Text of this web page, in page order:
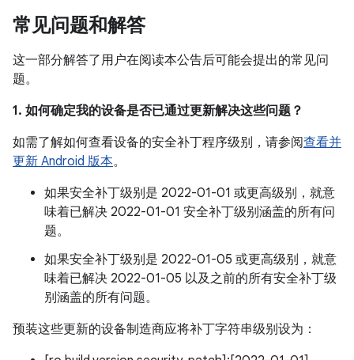
常见问题和解答
这一部分解答了用户在阅读本公告后可能会提出的常见问
题。
1. 如何确定我的设备是否已通过更新解决这些问题？
如需了解如何查看设备的安全补丁程序级别，请参阅查看并
更新 Android 版本。
如果安全补丁级别是 2022-01-01 或更高级别，就意
味着已解决 2022-01-01 安全补丁级别涵盖的所有问
题。
如果安全补丁级别是 2022-01-05 或更高级别，就意
味着已解决 2022-01-05 以及之前的所有安全补丁级
别涵盖的所有问题。
预装这些更新的设备制造商应将补丁字符串级别设为：